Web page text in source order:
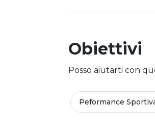
Obiettivi
Posso aiutarti con
Peformance